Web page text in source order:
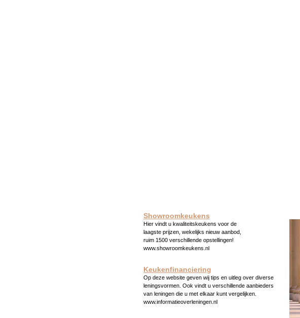
Showroomkeukens
Hier vindt u kwaliteitskeukens voor de
laagste prijzen, wekelijks nieuw aanbod,
ruim 1500 verschillende opstellingen!
www.showroomkeukens.nl
Keukenfinanciering
Op deze website geven wij tips en uitleg over diverse
leningsvormen. Ook vindt u verschillende aanbieders
van leningen die u met elkaar kunt vergelijken.
www.informatieoverleningen.nl